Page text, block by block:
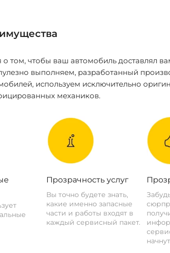
том, чтобы ваш автомобиль доставлял
выполняем, разработанный
используем исключительно
механиков.
Прозрачность услуг
Вы точно будете знать,
какие именно запасные
части и работы входят в
каждый сервисный пакет.